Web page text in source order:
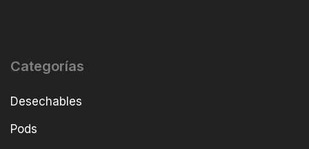
Categorías
Desechables
Pods